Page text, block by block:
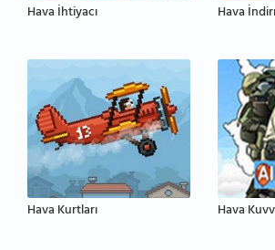
Hava İhtiyacı Hava
Hava Kurtları Hava